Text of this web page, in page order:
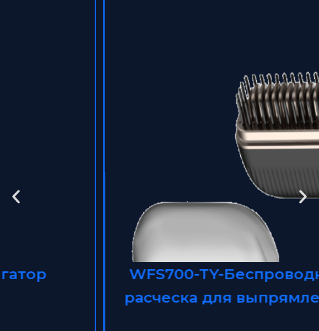
WFS700-TY-Беспроводная мини-
расческа для выпрямления волос